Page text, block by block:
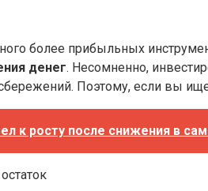
более прибыльных
денег. Несомненно,
Поэтому, если вы
к росту после снижения в